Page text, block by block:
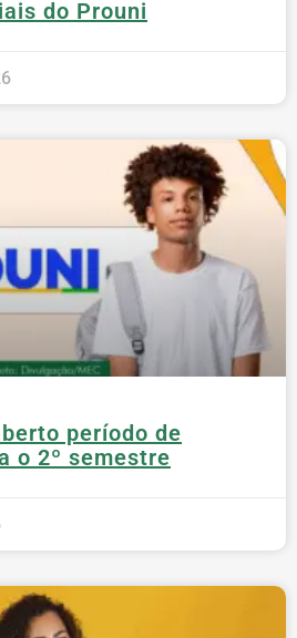
do Prouni
período de
o 2º semestre